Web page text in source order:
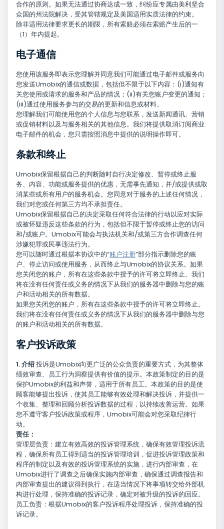
合作的原则。如果无法通过协商达成一致，纠纷应专属由美利坚合
众国的州法院解决，受其管辖规定及美国适用实质法律的约束。
除非适用法律要求更长的期限，所有索赔必须在索赔产生后的一
（1）年内提起。
电子通信
您使用该服务即表示您理解并同意我们可能通过电子邮件或服务向
您发送Umobix的通信或数据，包括但不限于以下内容：(i)通知有
关您使用或请求的服务和产品的情况；(ii)有关您账户变更的通知；
(iii)通过使用服务参与的交易的更新和信息或材料。
您理解我们可能使用您的个人信息与您联系，发送新闻通讯、营销
或促销材料以及与服务相关的其他信息。我们将提供取消订阅商业
电子邮件的机会，您只需按照消息中提供的说明操作即可。
条款和终止
Umobix保留根据自己的判断随时自行决定修改、暂停或终止服
务、内容、功能或服务提供的优惠，无需事先通知，并/或提供或取
消某些或所有用户的服务机会。您同意对于服务的上述任何情况，
我们对您或任何第三方均不承担责任。
Umobix保留根据自己的决定采取任何符合法律的行动以应对实际
或被怀疑违反这些条款的行为，包括但不限于暂停或终止您的访问
和/或账户。Umobix可能会与执法机关和/或第三方合作调查任何
涉嫌犯罪或民事违法行为。
您可以随时通过根据本协议中的“账户注册”部分指示删除您的账
户、停止访问或使用服务，从而终止与Umobix的协议关系。如果
您关闭您的账户，所有在这些条款中授予的许可将立即终止。我们
将在没有任何责任或义务的情况下从我们的服务器中删除与您的账
户和活动相关的所有数据。
如果您关闭您的账户，所有在这些条款中授予的许可将立即终止。
我们将在没有任何责任或义务的情况下从我们的服务器中删除与您
的账户和活动相关的所有数据。
客户投诉政策
1. 介绍投诉是Umobix向更广泛的公众负责的重要方式，为其整体
绩效审查、员工行为洞察提供有价值的提示。本政策制定的目的是
保护Umobix的利益和声誉，适用于所有员工。本政策的目的是使
顾客能够提出投诉，使其员工能够有效处理和解决投诉，并提供一
个收集、整理和回顾分析投诉数据的过程，以持续改善运营。如果
您不遵守客户投诉政策或程序，Umobix可能会对您采取纪律行
动。
责任：
管理层负责：建立有效高效的投诉管理系统，确保有效管理投诉流
程，确保所有员工得到适当的投诉管理培训，促进投诉管理政策和
程序的制定以及有效的投诉管理系统的实施，进行内部审查，在
Umobix进行了调查之后确保实施内部审查，确保通过调查报告和
内部审查提出的建议得到执行，在适当情况下将事项转交给外部机
构进行处理，保持准确的投诉记录，确定对被升级的投诉的回应。
员工负责：根据Umobix的客户投诉程序处理投诉，保持准确的投
诉记录。